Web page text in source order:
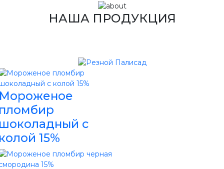
НАША ПРОДУКЦИЯ
с
15%